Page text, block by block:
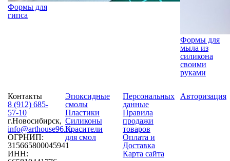
Формы для
гипса
Формы для
мыла из
силикона
своими
руками
Контакты
8 (912) 685-
57-10
г.Новосибирск,
info@arthouse96.ru
ОГРНИП:
315665800045941
ИНН:
Эпоксидные
смолы
Пластики
Силиконы
Красители
для смол
Персональных
данные
Правила
продажи
товаров
Оплата и
Доставка
Карта сайта
Авторизация